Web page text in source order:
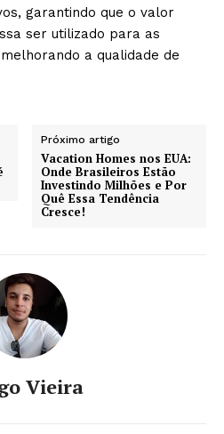
garantindo que o valor
ser utilizado para as
a qualidade de
Próximo artigo
Vacation Homes nos EUA:
Onde Brasileiros Estão
Investindo Milhões e Por
Quê Essa Tendência
Cresce!
Vieira